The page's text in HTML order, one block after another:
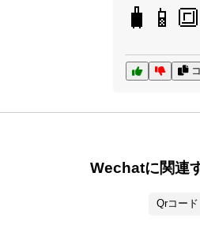
Wechatに関連
Qrコード